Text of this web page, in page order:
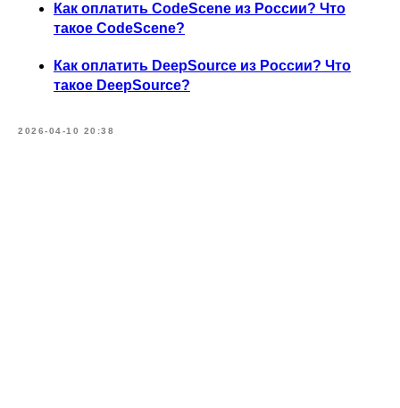
Как оплатить CodeScene из России? Что
такое CodeScene?
Как оплатить DeepSource из России? Что
такое DeepSource?
2026-04-10 20:38